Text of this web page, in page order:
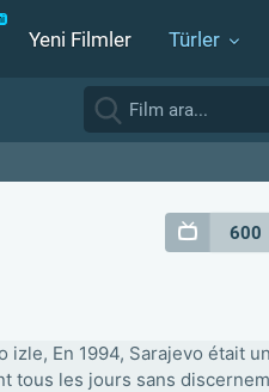
Yeni Filmler Türler
600
En 1994, Sarajevo était
les jours sans